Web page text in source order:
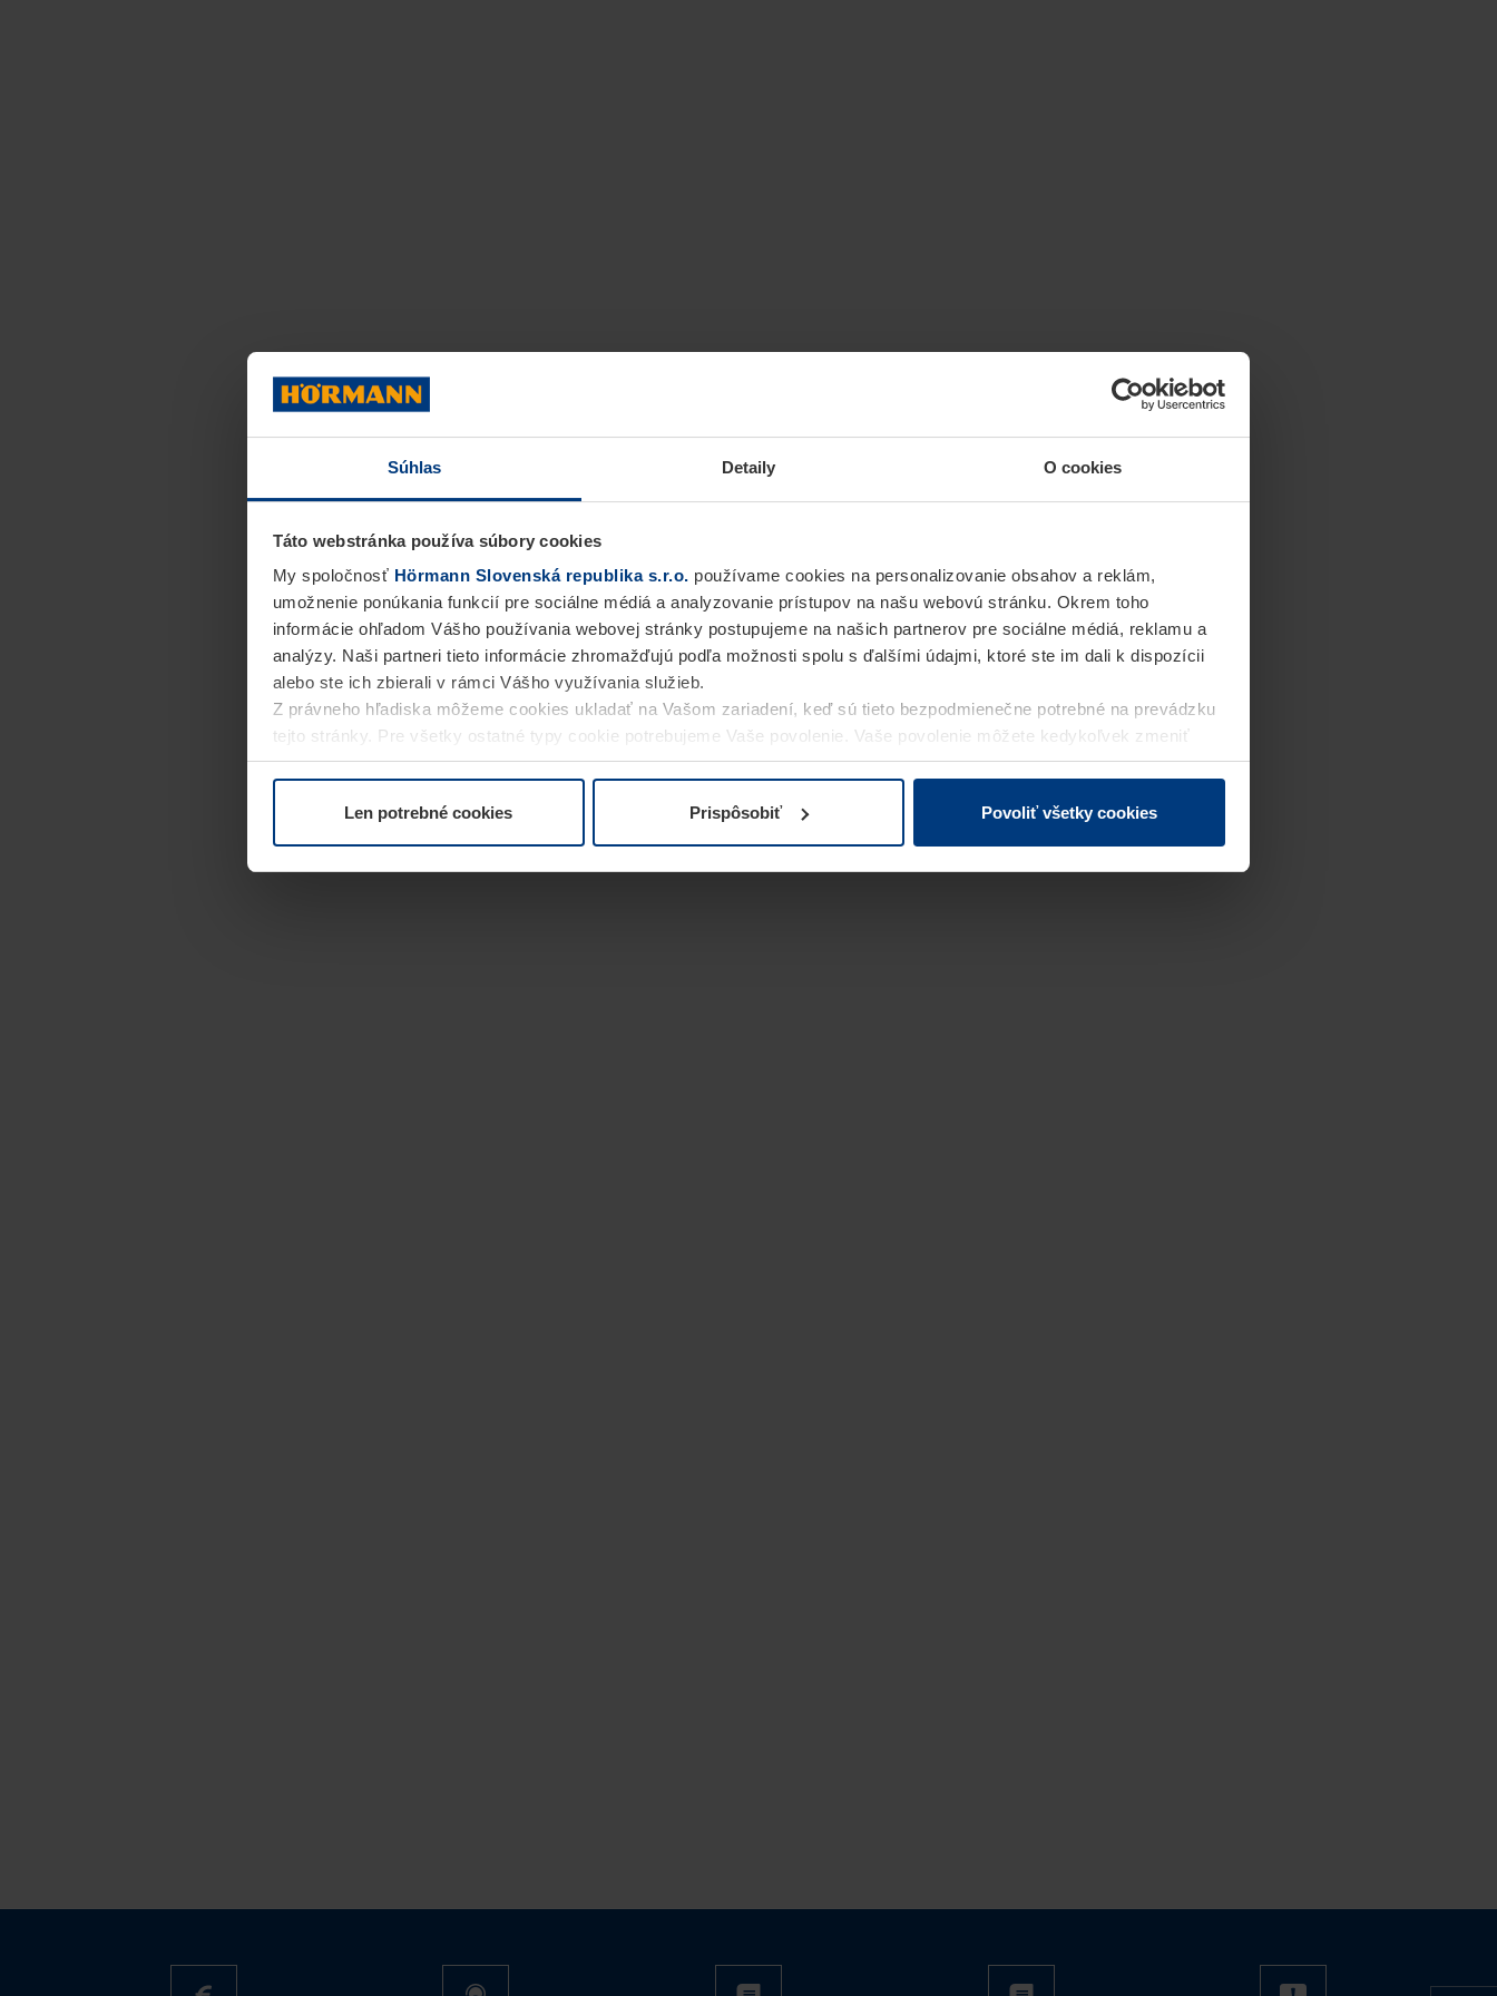
Súhlas Detaily O cookies
Táto webstránka používa súbory cookies
My spoločnosť Hörmann Slovenská republika s.r.o. používame cookies na personalizovanie obsahov a reklám,
umožnenie ponúkania funkcií pre sociálne médiá a analyzovanie prístupov na našu webovú stránku. Okrem toho
informácie ohľadom Vášho používania webovej stránky postupujeme na našich partnerov pre sociálne médiá, reklamu a
analýzy. Naši partneri tieto informácie zhromažďujú podľa možnosti spolu s ďalšími údajmi, ktoré ste im dali k dispozícii
alebo ste ich zbierali v rámci Vášho využívania služieb.
Z právneho hľadiska môžeme cookies ukladať na Vašom zariadení, keď sú tieto bezpodmienečne potrebné na prevádzku
tejto stránky. Pre všetky ostatné typy cookie potrebujeme Vaše povolenie. Vaše povolenie môžete kedykoľvek zmeniť
alebo odvolať vo vysvetlení cookie na stránkeVyhlásenie o ochrane osobných údajovnašej webovej stránky.
Len potrebné cookies Prispôsobiť Povoliť všetky cookies